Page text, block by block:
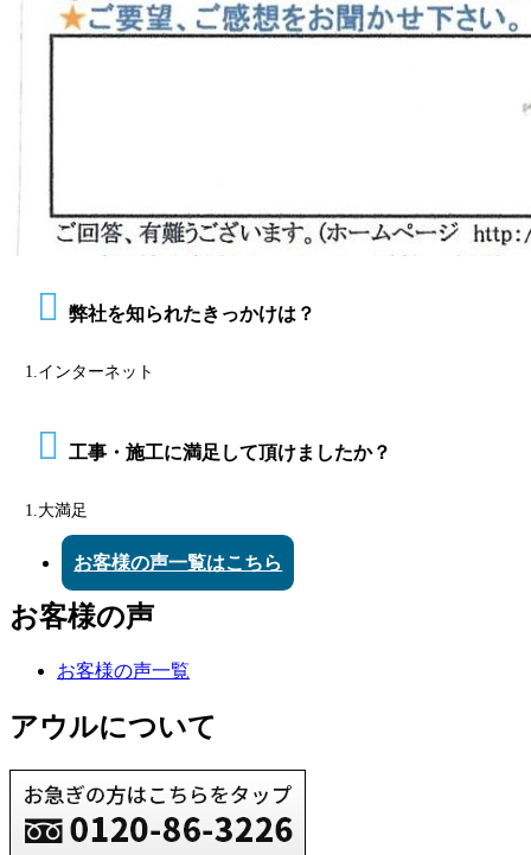
弊社を知られたきっかけは？
1.インターネット
工事・施工に満足して頂けましたか？
1.大満足
お客様の声一覧はこちら
お客様の声
お客様の声一覧
アウルについて